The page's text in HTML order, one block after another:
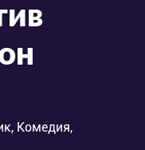
Комедия,